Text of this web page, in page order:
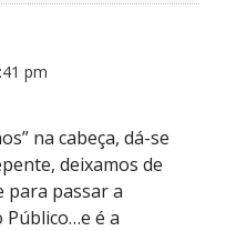
pm
na cabeça, dá-se
deixamos de
para passar a
é a